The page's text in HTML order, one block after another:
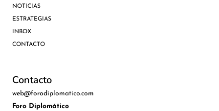
NOTICIAS
ESTRATEGIAS
INBOX
CONTACTO
Contacto
web@forodiplomatico.com
Foro Diplomático